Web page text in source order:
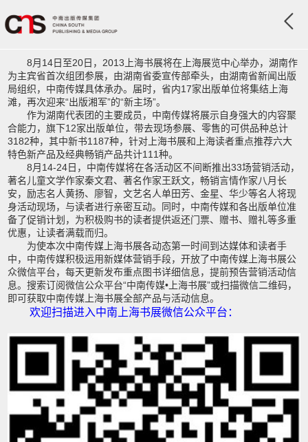
8月14日至20日，2013上海书展将在上海展览中心举办，湖南作
为主宾省首次组团参展，由湖南省委宣传部牵头，由湖南省新闻出版
局组织，中南传媒具体承办。届时，省内17家出版单位将集结上海
滩，再次迎来“出版湘军”的“新主场”。
作为湖南代表团的主要成员，中南传媒将展示自身强大的内容聚
合能力，旗下12家出版单位，带去现场参展、零售的可供品种总计
3182种，其中新书1187种，针对上海书展和上海读者重点推荐六大
特色新产品及经典畅销产品共计111种。
8月14-24日，中南传媒将在各活动区不间断推出33场营销活动，
著名儿童文学作家秦文君、著名作家王跃文，畅销言情作家八月长
安，励志名人黄扬、廖智，文艺名人单田芳、金星、华少等名人将现
身活动现场，与读者进行亲密互动。同时，中南传媒和各出版单位准
备了促销计划，为积极购书的读者提供返还门票、赠书、赠礼等多重
优惠，让读者满载而归。
为使本次中南传媒上海书展各动态第一时间到达媒体和读者手
中，中南传媒积极运用新媒体营销手段，开放了中南传媒上海书展公
众微信平台，每天更新发布重点图书详细信息，提前预告营销活动信
息。搜索订阅微信公众平台“中南传媒•上海书展”或扫描微信二维码，
即可获取中南传媒上海书展全部产品与活动信息。
欢迎扫描进入中南上海书展微信公众平台：